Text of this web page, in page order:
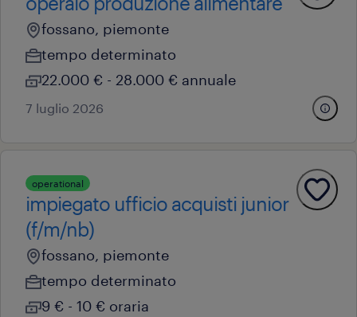
fossano, piemonte
tempo determinato
22.000 € - 28.000 € annuale
7 luglio 2026
operational
impiegato ufficio acquisti junior
(f/m/nb)
fossano, piemonte
tempo determinato
9 € - 10 € oraria